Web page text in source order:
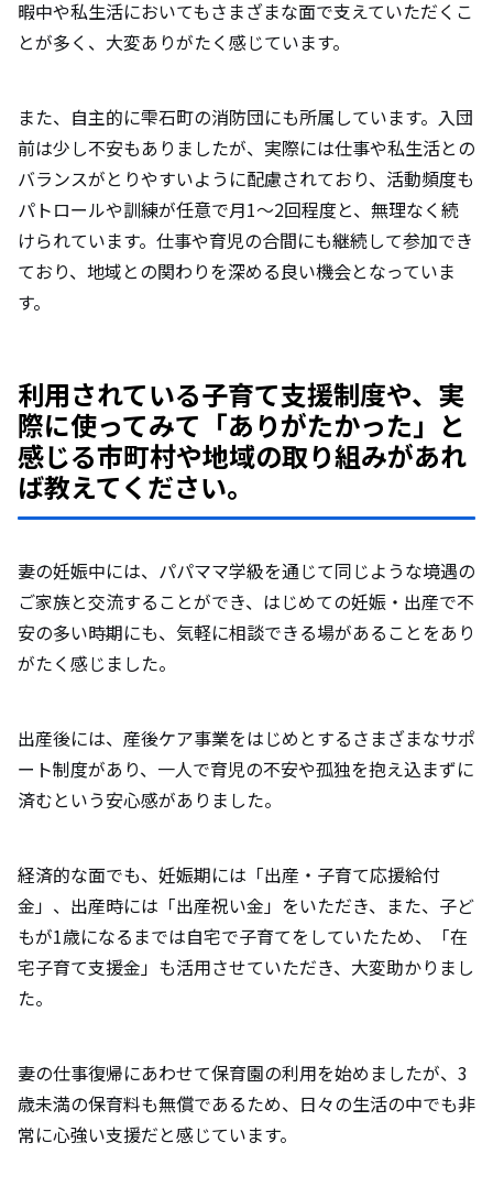
暇中や私生活においてもさまざまな面で支えていただくこ
とが多く、大変ありがたく感じています。
また、自主的に雫石町の消防団にも所属しています。入団
前は少し不安もありましたが、実際には仕事や私生活との
バランスがとりやすいように配慮されており、活動頻度も
パトロールや訓練が任意で月1〜2回程度と、無理なく続
けられています。仕事や育児の合間にも継続して参加でき
ており、地域との関わりを深める良い機会となっていま
す。
利用されている子育て支援制度や、実
際に使ってみて「ありがたかった」と
感じる市町村や地域の取り組みがあれ
ば教えてください。
妻の妊娠中には、パパママ学級を通じて同じような境遇の
ご家族と交流することができ、はじめての妊娠・出産で不
安の多い時期にも、気軽に相談できる場があることをあり
がたく感じました。
出産後には、産後ケア事業をはじめとするさまざまなサポ
ート制度があり、一人で育児の不安や孤独を抱え込まずに
済むという安心感がありました。
経済的な面でも、妊娠期には「出産・子育て応援給付
金」、出産時には「出産祝い金」をいただき、また、子ど
もが1歳になるまでは自宅で子育てをしていたため、「在
宅子育て支援金」も活用させていただき、大変助かりまし
た。
妻の仕事復帰にあわせて保育園の利用を始めましたが、3
歳未満の保育料も無償であるため、日々の生活の中でも非
常に心強い支援だと感じています。